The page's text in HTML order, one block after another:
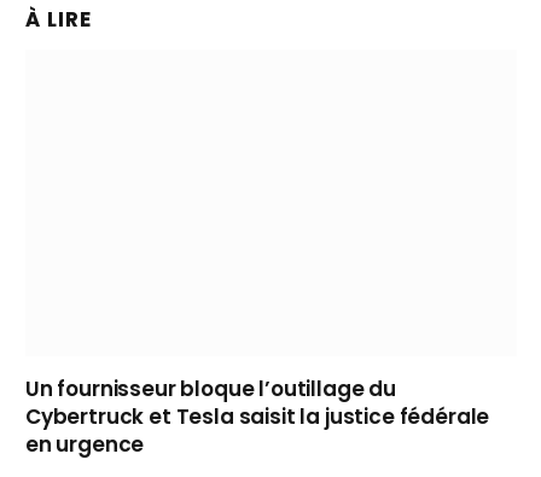
À LIRE
Un fournisseur bloque l’outillage du
Cybertruck et Tesla saisit la justice fédérale
en urgence